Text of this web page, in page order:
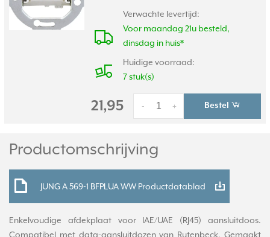
Verwachte levertijd:
Voor maandag 21u besteld,
dinsdag in huis*
Huidige voorraad:
7 stuk(s)
21,95 +
- Bestel
Productomschrijving
JUNG A 569-1 BFPLUA WW Productdatablad
Enkelvoudige afdekplaat voor IAE/UAE (RJ45) aansluitdoos.
Compatibel met data-aansluitdozen van Rutenbeck. Gemaakt